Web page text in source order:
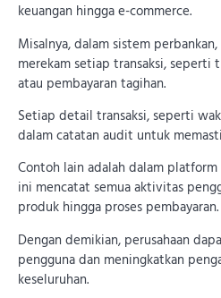
keuangan hingga e-commerce.
Misalnya, dalam sistem
merekam setiap transaksi, seperti
atau pembayaran tagihan.
Setiap detail transaksi, seperti
dalam catatan audit untuk
Contoh lain adalah dalam
ini mencatat semua aktivitas
produk hingga proses pembayaran.
Dengan demikian, perusahaan
pengguna dan meningkatkan
keseluruhan.